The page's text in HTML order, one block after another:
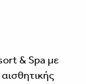
& Spa με